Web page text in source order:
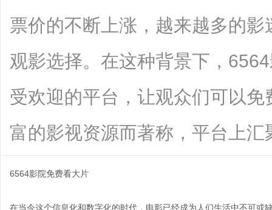
票价的不断上涨，越来越多的
观影选择。在这种背景下，
受欢迎的平台，让观众们可以
富的影视资源而著称，平台上汇
6564影院免费看大片
在当今这个信息化和数字化的时代，电影已经成为人们生活中不可或